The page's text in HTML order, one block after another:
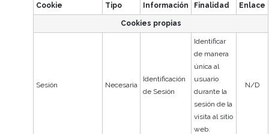
Cookie Tipo Información Finalidad Enlace
Cookies propias
Sesión Necesaria
Identificación
de Sesión
Identificar
de manera
única al
usuario
durante la
sesión de la
visita al sitio
web.
N/D